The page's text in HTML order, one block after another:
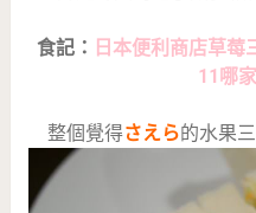
食記： 日本便利商店草莓
11哪
整個覺得さえら的水果